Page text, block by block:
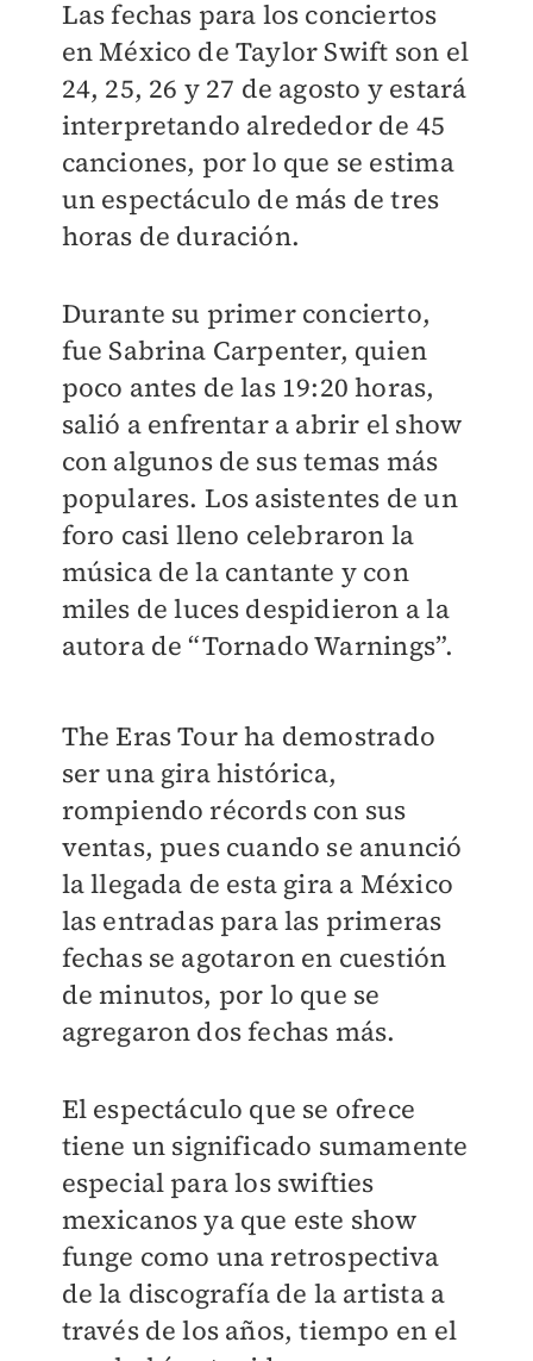
Las fechas para los conciertos
en México de Taylor Swift son el
24, 25, 26 y 27 de agosto y estará
interpretando alrededor de 45
canciones, por lo que se estima
un espectáculo de más de tres
horas de duración.
Durante su primer concierto,
fue Sabrina Carpenter, quien
poco antes de las 19:20 horas,
salió a enfrentar a abrir el show
con algunos de sus temas más
populares. Los asistentes de un
foro casi lleno celebraron la
música de la cantante y con
miles de luces despidieron a la
autora de “Tornado Warnings”.
The Eras Tour ha demostrado
ser una gira histórica,
rompiendo récords con sus
ventas, pues cuando se anunció
la llegada de esta gira a México
las entradas para las primeras
fechas se agotaron en cuestión
de minutos, por lo que se
agregaron dos fechas más.
El espectáculo que se ofrece
tiene un significado sumamente
especial para los swifties
mexicanos ya que este show
funge como una retrospectiva
de la discografía de la artista a
través de los años, tiempo en el